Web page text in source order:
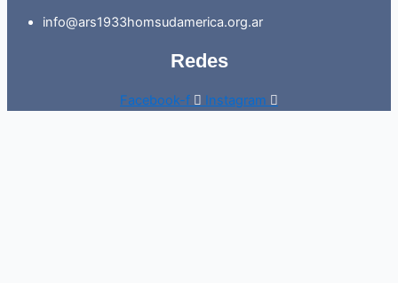
info@ars1933homsudamerica.org.ar
Redes
Facebook-f Instagram